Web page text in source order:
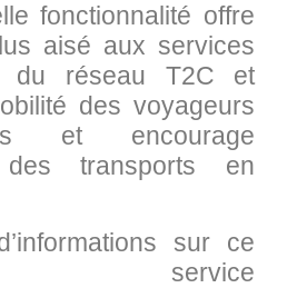
fonctionnalité offre
aisé aux services
du réseau T2C et
des voyageurs
et encourage
des transports en
sur ce
service